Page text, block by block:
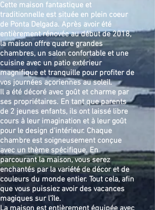
Cette maison fantastique et
traditionnelle est située en plein coeur
de Ponta Delgada. Après avoir été
entièrement rénovée au début de 2018,
la maison offre quatre grandes
chambres, un salon confortable et une
cuisine avec un patio extérieur
magnifique et tranquille pour profiter de
vos journées açoriennes au soleil.
Il a été décoré avec goût et charme par
ses propriétaires. En tant que parents
de 2 jeunes enfants, ils ont laissé libre
cours à leur imagination et à leur goût
pour le design d'intérieur. Chaque
chambre est soigneusement conçue
avec un thème spécifique. En
parcourant la maison, vous serez
enchantés par la variété de décor et de
couleurs du monde entier. Tout cela, afin
que vous puissiez avoir des vacances
magiques sur l'île.